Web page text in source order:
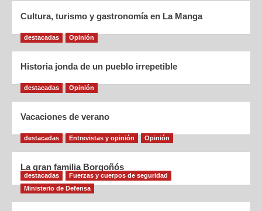
Cultura, turismo y gastronomía en La Manga
destacadas Opinión
Historia jonda de un pueblo irrepetible
destacadas Opinión
Vacaciones de verano
destacadas Entrevistas y opinión Opinión
La gran familia Borgoñós
destacadas
Fuerzas y cuerpos de seguridad
Ministerio de Defensa